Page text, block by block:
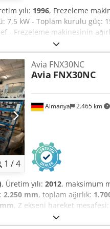
yılı: 1996, Frezeleme
7,5 kW - Toplam kurulu güç:
- Frezeleme makinesinin
420 mm Masa taşıma
1 /4
Almanya 2.465 km
Avia FNX30NC
Avia FNX30NC
, Üretim yılı: 2012, maksimum
2.250 mm, toplam ağırlık:
, Z ekseni hareket mesafesi:
, mil motoru gücü:
3 eksenli Avia FNX30NC,